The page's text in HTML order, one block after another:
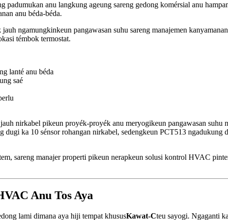
anu langkung ageung sareng gedong komérsial anu
anu béda-béda.
ngamungkinkeun pangawasan suhu sareng manajemen
témbok termostat.
lanté anu béda
saé
nirkabel pikeun proyék-proyék anu meryogikeun pangawasan
dugi ka 10 sénsor rohangan nirkabel, sedengkeun PCT513
sareng manajer properti pikeun nerapkeun solusi kontrol HVAC
Anu Tos Aya
lami dimana aya hiji tempat khususKawat-Cteu sayogi. Ngaganti